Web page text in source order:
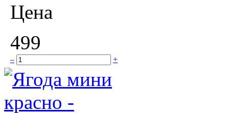
Цена
499
– +